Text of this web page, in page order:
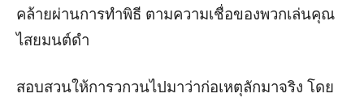
คล้ายผ่านการทำพิธี ตามความเชื่อของพวกเล่นคุณ
ไสยมนต์ดำ
สอบสวนให้การวกวนไปมาว่าก่อเหตุลักมาจริง โดย